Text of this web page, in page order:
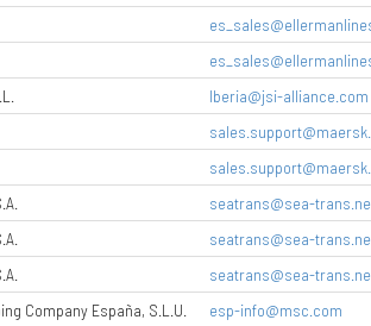
Iberia@jsi-alliance.com
seatrans@sea-
seatrans@sea-
seatrans@sea-
Company España, S.L.U.
esp-info@msc.com